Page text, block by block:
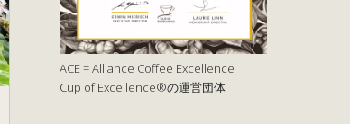
ACE = Alliance Coffee Excellence
Cup of Excellence®の運営団体